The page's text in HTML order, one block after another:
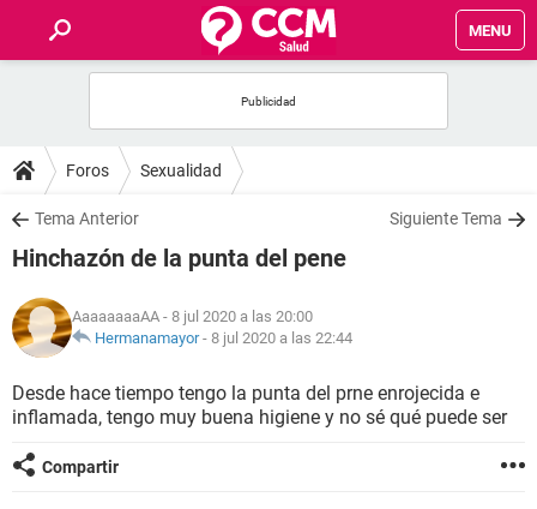
MENU
FOROS
SALUD
NUTRICIÓN
BIENESTAR
SEXUALIDAD
Foros Sexualidad
Tema Anterior Siguiente Tema
Hinchazón de la punta del pene
AaaaaaaaAA - 8 jul 2020 a las 20:00
Hermanamayor- 8 jul 2020 a las 22:44
Desde hace tiempo tengo la punta del prne enrojecida e
inflamada, tengo muy buena higiene y no sé qué puede ser
Compartir